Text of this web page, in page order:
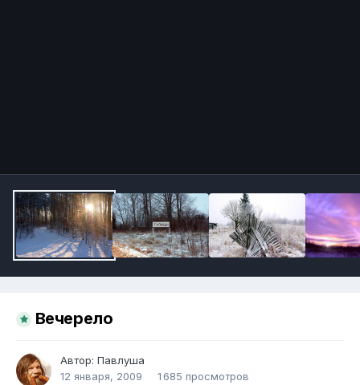
Вечерело
Автор: Павлуша
12 января, 2009
1 685 просмотров